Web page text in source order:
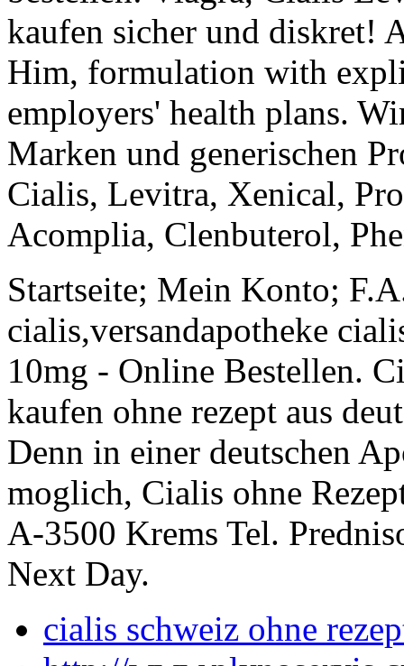
kaufen sicher und diskret!
Him, formulation with
employers' health plans.
Marken und generischen
Cialis, Levitra, Xenical,
Acomplia, Clenbuterol,
Startseite; Mein Konto;
cialis,versandapotheke
10mg - Online Bestellen.
kaufen ohne rezept aus
Denn in einer deutschen
moglich, Cialis ohne
A-3500 Krems Tel.
Next Day.
cialis schweiz ohne